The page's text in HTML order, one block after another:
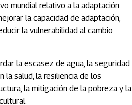
mundial relativo a la adaptación
la capacidad de adaptación,
la vulnerabilidad al cambio
la escasez de agua, la seguridad
la salud, la resiliencia de los
la mitigación de la pobreza y la